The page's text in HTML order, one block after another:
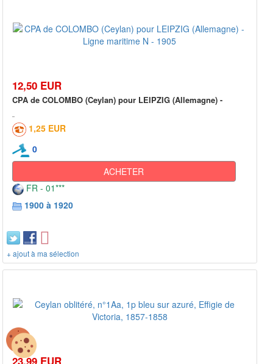
12,50 EUR
CPA de COLOMBO (Ceylan) pour LEIPZIG (Allemagne) -
1,25 EUR
0
ACHETER
FR - 01***
1900 à 1920
+ ajout à ma sélection
23,99 EUR